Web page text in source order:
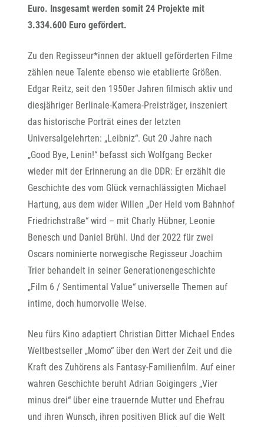
Euro. Insgesamt werden somit 24 Projekte mit
3.334.600 Euro gefördert.
Zu den Regisseur*innen der aktuell geförderten Filme
zählen neue Talente ebenso wie etablierte Größen.
Edgar Reitz, seit den 1950er Jahren filmisch aktiv und
diesjähriger Berlinale-Kamera-Preisträger, inszeniert
das historische Porträt eines der letzten
Universalgelehrten: „Leibniz“. Gut 20 Jahre nach
„Good Bye, Lenin!“ befasst sich Wolfgang Becker
wieder mit der Erinnerung an die DDR: Er erzählt die
Geschichte des vom Glück vernachlässigten Michael
Hartung, aus dem wider Willen „Der Held vom Bahnhof
Friedrichstraße“ wird – mit Charly Hübner, Leonie
Benesch und Daniel Brühl. Und der 2022 für zwei
Oscars nominierte norwegische Regisseur Joachim
Trier behandelt in seiner Generationengeschichte
„Film 6 / Sentimental Value“ universelle Themen auf
intime, doch humorvolle Weise.
Neu fürs Kino adaptiert Christian Ditter Michael Endes
Weltbestseller „Momo“ über den Wert der Zeit und die
Kraft des Zuhörens als Fantasy-Familienfilm. Auf einer
wahren Geschichte beruht Adrian Goigingers „Vier
minus drei“ über eine trauernde Mutter und Ehefrau
und ihren Wunsch, ihren positiven Blick auf die Welt